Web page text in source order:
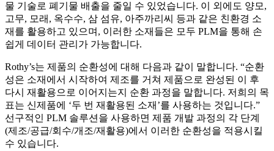
물 기술로 폐기물 배출을 줄일 수 있었습니다. 이 외에도 양모,
고무, 모래, 옥수수, 삼 섬유, 아주까리씨 등과 같은 친환경 소
재를 활용하고 있으며, 이러한 소재들은 모두 PLM을 통해 손
쉽게 데이터 관리가 가능합니다.
Rothy’s는 제품의 순환성에 대해 다음과 같이 말합니다. “순환
성은 소재에서 시작하여 제조를 거쳐 제품으로 완성된 이 후
다시 재활용으로 이어지는지 순환 과정을 말합니다. 저희의 목
표는 신제품에 ‘두 번 재활용된 소재’를 사용하는 것입니다.”
선구적인 PLM 솔루션을 사용하면 제품 개발 과정의 각 단계
(제조/공급/회수/개조/재활용)에서 이러한 순환성을 적용시킬
수 있습니다.